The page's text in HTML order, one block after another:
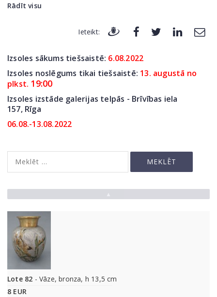
Rādīt visu
Ieteikt:
Izsoles sākums tiešsaistē: 6.08.2022
Izsoles noslēgums tikai tiešsaistē: 13. augustā no
plkst. 19:00
Izsoles izstāde galerijas telpās - Brīvības iela
157, Rīga
06.08.-13.08.2022
Lote 82 - Vāze, bronza, h 13,5 cm
8 EUR